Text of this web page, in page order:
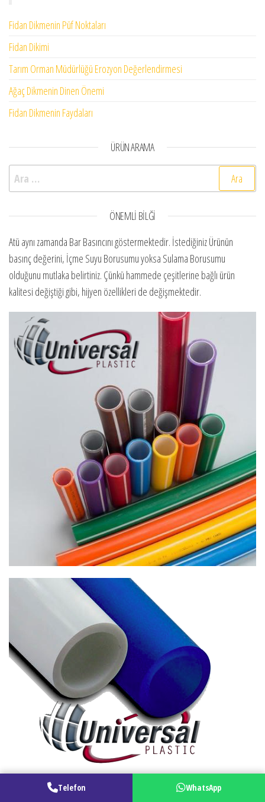
Fidan Dikmenin Püf Noktaları
Fidan Dikimi
Tarım Orman Müdürlüğü Erozyon Değerlendirmesi
Ağaç Dikmenin Dinen Önemi
Fidan Dikmenin Faydaları
ÜRÜN ARAMA
Arama:
ÖNEMLI BILĞI
Atü aynı zamanda Bar Basıncını göstermektedir. İstediğiniz Ürünün
basınç değerini, İçme Suyu Borusumu yoksa Sulama Borusumu
olduğunu mutlaka belirtiniz. Çünkü hammede çeşitlerine bağlı ürün
kalitesi değiştiği gibi, hijyen özellikleri de değişmektedir.
Telefon WhatsApp